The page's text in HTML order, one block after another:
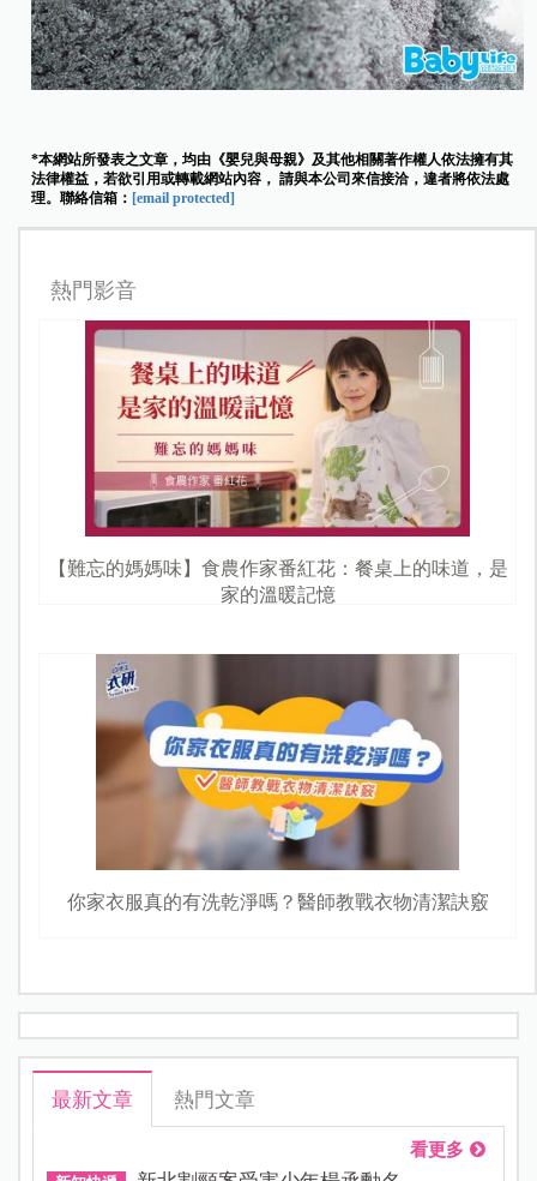
*本網站所發表之文章，均由《嬰兒與母親》及其他相關著作權人依法擁有其
法律權益，若欲引用或轉載網站內容， 請與本公司來信接洽，違者將依法處
理。聯絡信箱： [email protected]
熱門影音
【難忘的媽媽味】食農作家番紅花：餐桌上的味道，是
家的溫暖記憶
你家衣服真的有洗乾淨嗎？醫師教戰衣物清潔訣竅
最新文章 熱門文章
看更多